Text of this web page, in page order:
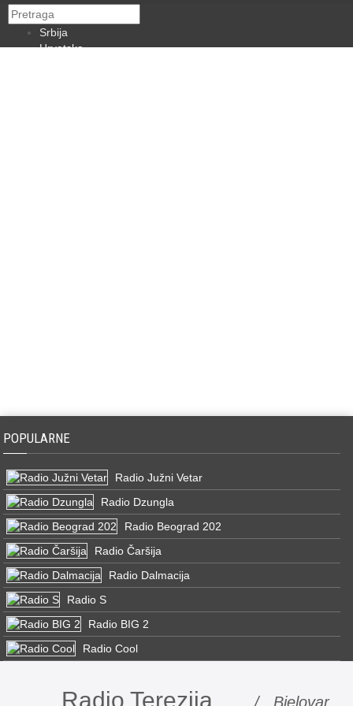
Srbija
Hrvatska
POPULARNE
Radio Južni Vetar
Radio Dzungla
Radio Beograd 202
Radio Čaršija
Radio Dalmacija
Radio S
Radio BIG 2
Radio Cool
Radio Terezija / Bjelovar